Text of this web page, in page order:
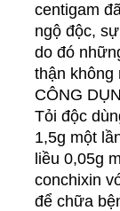
centigam
ngộ độc,
do đó
thận không
CÔNG
Tỏi độc
1,5g một
liều 0,05g
conchixin
để chữa